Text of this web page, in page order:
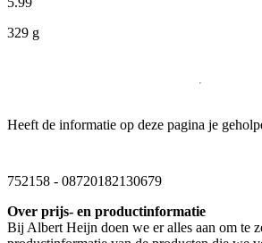
329 g
Heeft de informatie op deze pagina je
752158 - 08720182130679
Over prijs- en productinformatie
Bij Albert Heijn doen we er alles aan om te